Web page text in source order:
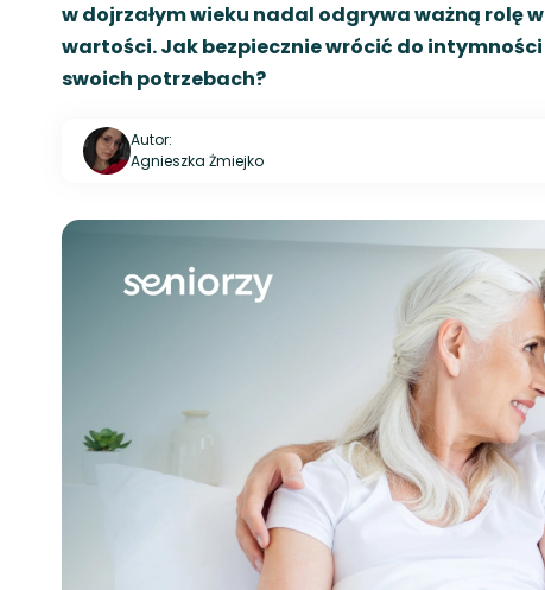
w dojrzałym wieku nadal odgrywa ważną rolę
wartości. Jak bezpiecznie wrócić do
swoich potrzebach?
Autor:
Agnieszka Żmiejko